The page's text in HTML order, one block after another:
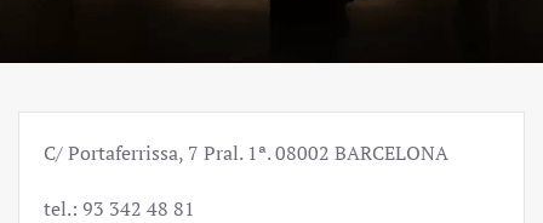
C/ Portaferrissa, 7 Pral. 1ª. 08002 BARCELONA
tel.: 93 342 48 81